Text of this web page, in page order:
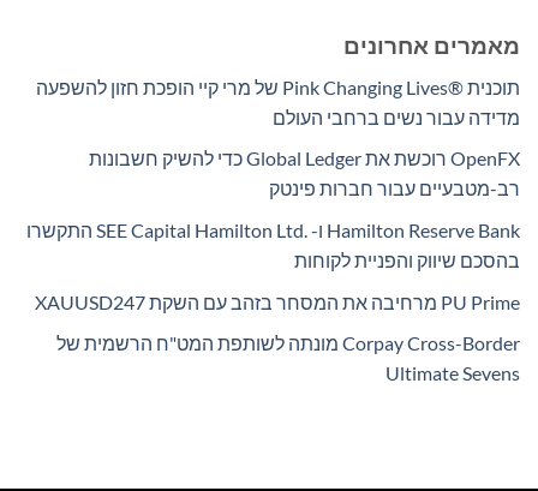
מאמרים אחרונים
תוכנית Pink Changing Lives®‎ של מרי קיי הופכת חזון להשפעה
מדידה עבור נשים ברחבי העולם
OpenFX רוכשת את Global Ledger כדי להשיק חשבונות
רב-מטבעיים עבור חברות פינטק
Hamilton Reserve Bank ו- SEE Capital Hamilton Ltd.‎ התקשרו
בהסכם שיווק והפניית לקוחות
PU Prime מרחיבה את המסחר בזהב עם השקת XAUUSD247
Corpay Cross-Border מונתה לשותפת המט"ח הרשמית של
Ultimate Sevens